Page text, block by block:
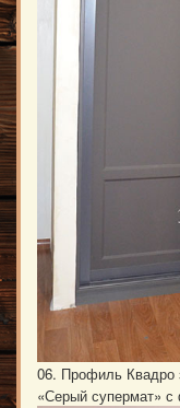
06. Профиль Квадро
«Серый супермат» с